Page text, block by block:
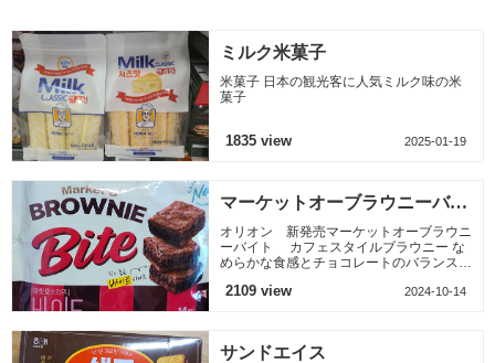
ミルク米菓子
米菓子 日本の観光客に人気ミルク味の米
菓子
1835 view 2025-01-19
マーケットオーブラウニーバイ
ト
オリオン 新発売マーケットオーブラウニ
ーバイト カフェスタイルブラウニー な
めらかな食感とチョコレートのバランス
2109 view 2024-10-14
サンドエイス